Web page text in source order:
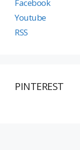
Facebook
Youtube
RSS
PINTEREST